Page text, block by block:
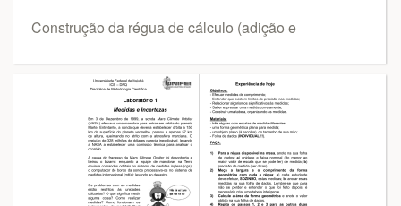
Construção da régua de cálculo (adição e